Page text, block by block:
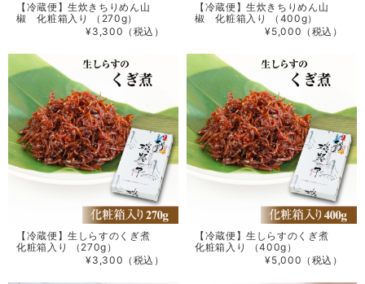
【冷蔵便】生炊きちりめん山
椒 化粧箱入り （270g）
¥3,300（税込）
【冷蔵便】生炊きちりめん山
椒 化粧箱入り （400g）
¥5,000（税込）
【冷蔵便】生しらすのくぎ煮
化粧箱入り （270g）
¥3,300（税込）
【冷蔵便】生しらすのくぎ煮
化粧箱入り （400g）
¥5,000（税込）